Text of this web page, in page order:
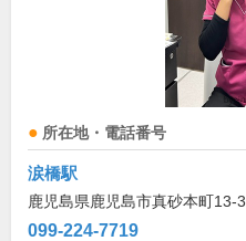
所在地・電話番号
涙橋駅
鹿児島県鹿児島市真砂本町13-3
099-224-7719